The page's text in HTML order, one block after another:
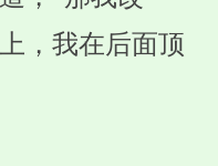
，我在后面顶